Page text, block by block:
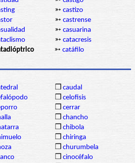
➳ castizo
➳ castrense
➳ casuarina
➳ catacresis
➳ catáfilo
❒ caudal
❒ celofisis
❒ cerrar
❒ chancho
❒ chibola
❒ chiringa
❒ churumbela
❒ cinocéfalo